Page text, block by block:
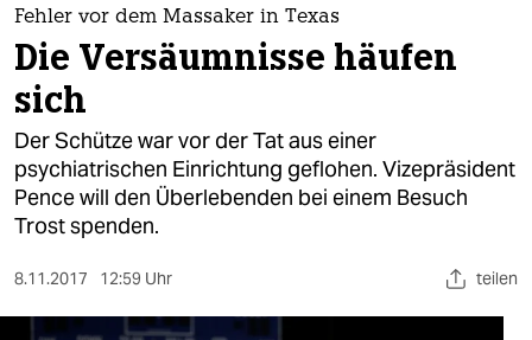
themen
politik
öko
gesellschaft
kultur
sport
Fehler vor dem Massaker in Texas
Die Versäumnisse häufen
sich
Der Schütze war vor der Tat aus einer
psychiatrischen Einrichtung geflohen. Vizepräsident
Pence will den Überlebenden bei einem Besuch
Trost spenden.
8.11.2017 12:59 Uhr teilen